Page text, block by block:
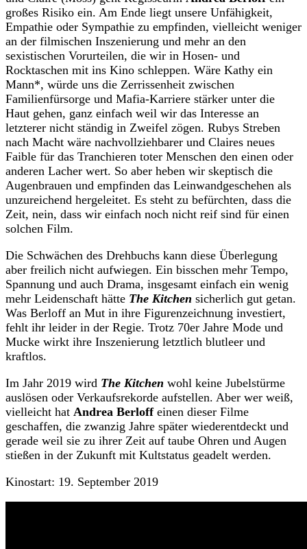
großes Risiko ein. Am Ende liegt unsere Unfähigkeit,
Empathie oder Sympathie zu empfinden, vielleicht weniger
an der filmischen Inszenierung und mehr an den
sexistischen Vorurteilen, die wir in Hosen- und
Rocktaschen mit ins Kino schleppen. Wäre Kathy ein
Mann*, würde uns die Zerrissenheit zwischen
Familienfürsorge und Mafia-Karriere stärker unter die
Haut gehen, ganz einfach weil wir das Interesse an
letzterer nicht ständig in Zweifel zögen. Rubys Streben
nach Macht wäre nachvollziehbarer und Claires neues
Faible für das Tranchieren toter Menschen den einen oder
anderen Lacher wert. So aber heben wir skeptisch die
Augenbrauen und empfinden das Leinwandgeschehen als
unzureichend hergeleitet. Es steht zu befürchten, dass die
Zeit, nein, dass wir einfach noch nicht reif sind für einen
solchen Film.
Die Schwächen des Drehbuchs kann diese Überlegung
aber freilich nicht aufwiegen. Ein bisschen mehr Tempo,
Spannung und auch Drama, insgesamt einfach ein wenig
mehr Leidenschaft hätte The Kitchen sicherlich gut getan.
Was Berloff an Mut in ihre Figurenzeichnung investiert,
fehlt ihr leider in der Regie. Trotz 70er Jahre Mode und
Mucke wirkt ihre Inszenierung letztlich blutleer und
kraftlos.
Im Jahr 2019 wird The Kitchen wohl keine Jubelstürme
auslösen oder Verkaufsrekorde aufstellen. Aber wer weiß,
vielleicht hat Andrea Berloffeinen dieser Filme
geschaffen, die zwanzig Jahre später wiederentdeckt und
gerade weil sie zu ihrer Zeit auf taube Ohren und Augen
stießen in der Zukunft mit Kultstatus geadelt werden.
Kinostart: 19. September 2019